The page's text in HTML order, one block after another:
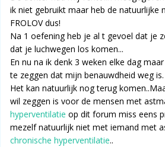
ik niet gebruikt maar heb de natuurlijke
FROLOV dus!
Na 1 oefening heb je al t gevoel dat je
dat je luchwegen los komen...
En nu na ik denk 3 weken elke dag
te zeggen dat mijn benauwdheid weg is.
Het kan natuurlijk nog terug
wil zeggen is voor de mensen met
hyperventilatie op dit forum miss eens
mezelf natuurlijk niet met iemand met
chronische hyperventilatie..